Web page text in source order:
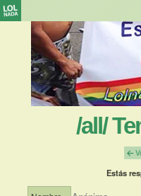
/all/
Estás